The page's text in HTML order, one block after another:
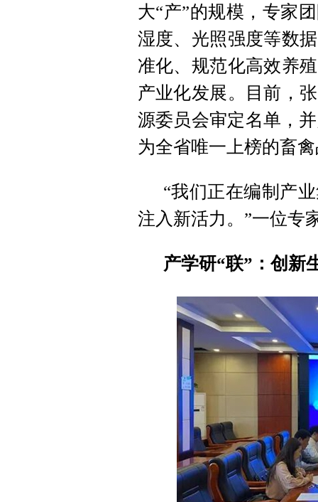
大“产”的规模， 专家
湿度、光照强度等数
准化、规范化高效养
产业化发展。
目前，
源委员会审定名单，
为全省唯一上榜的畜
“我们正在编制产
注入新活力。”一位专
产学研“联”：创新